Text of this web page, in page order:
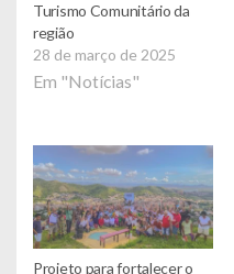
Turismo Comunitário da
região
28 de março de 2025
Em "Notícias"
Projeto para fortalecer o